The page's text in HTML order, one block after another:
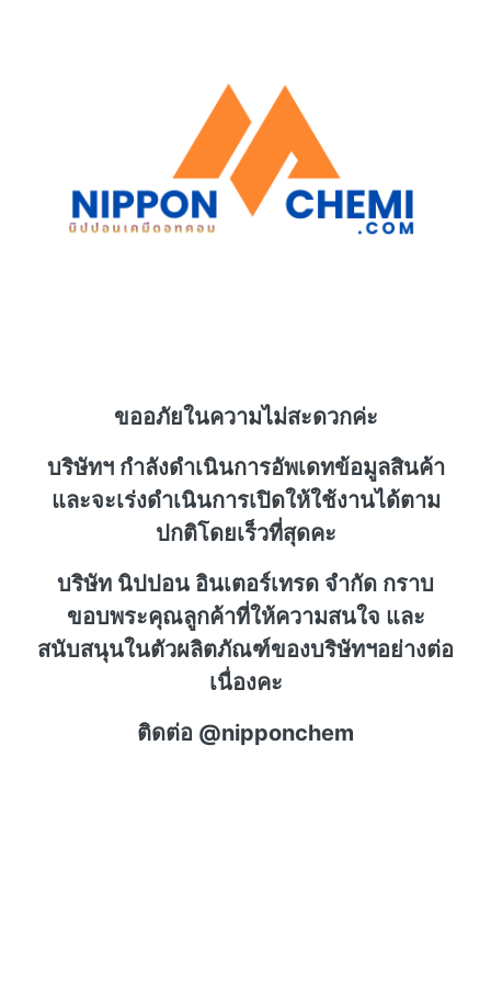
ขออภัยในความไม่สะดวกค่ะ
บริษัทฯ กำลังดำเนินการอัพเดทข้อมูลสินค้า
และจะเร่งดำเนินการเปิดให้ใช้งานได้ตาม
ปกติโดยเร็วที่สุดคะ
บริษัท นิปปอน อินเตอร์เทรด จำกัด กราบ
ขอบพระคุณลูกค้าที่ให้ความสนใจ และ
สนับสนุนในตัวผลิตภัณฑ์ของบริษัทฯอย่างต่อ
เนื่องคะ
ติดต่อ @nipponchem